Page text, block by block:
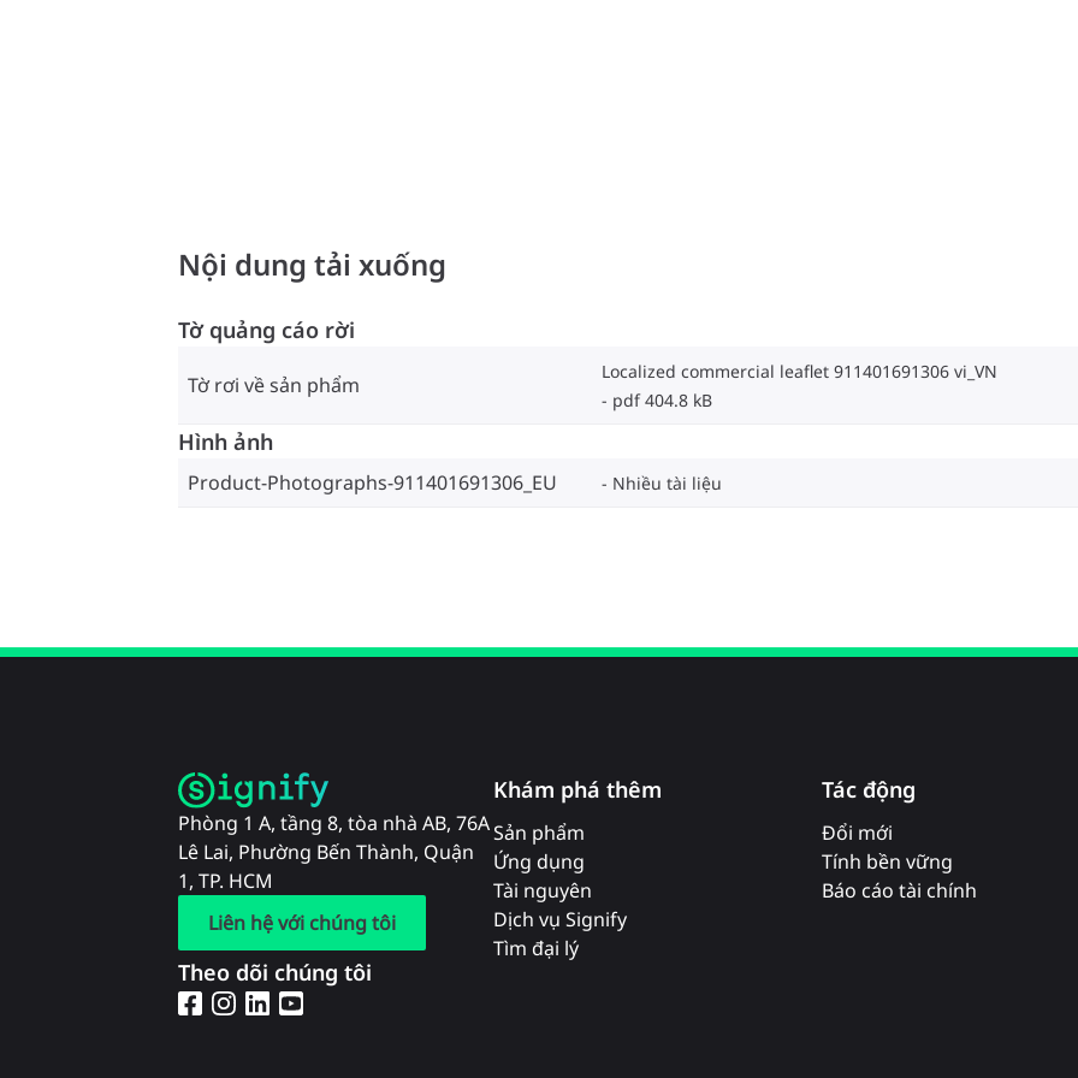
Nội dung tải xuống
Tờ quảng cáo rời
Tờ rơi về sản phẩm
Localized commercial leaflet 911401691306 vi_VN
pdf 404.8 kB
Hình ảnh
Product-Photographs-911401691306_EU Nhiều tài liệu
Phòng 1 A, tầng 8, tòa nhà AB, 76A
Lê Lai, Phường Bến Thành, Quận
1, TP. HCM
Liên hệ với chúng tôi
Theo dõi chúng tôi
Khám phá thêm
Sản phẩm
Ứng dụng
Tài nguyên
Dịch vụ Signify
Tìm đại lý
Tác động
Đổi mới
Tính bền vững
Báo cáo tài chính